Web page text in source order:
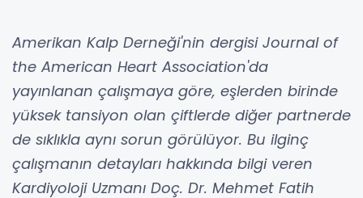
Amerikan Kalp Derneği'nin dergisi Journal of
the American Heart Association'da
yayınlanan çalışmaya göre, eşlerden birinde
yüksek tansiyon olan çiftlerde diğer partnerde
de sıklıkla aynı sorun görülüyor. Bu ilginç
çalışmanın detayları hakkında bilgi veren
Kardiyoloji Uzmanı Doç. Dr. Mehmet Fatih